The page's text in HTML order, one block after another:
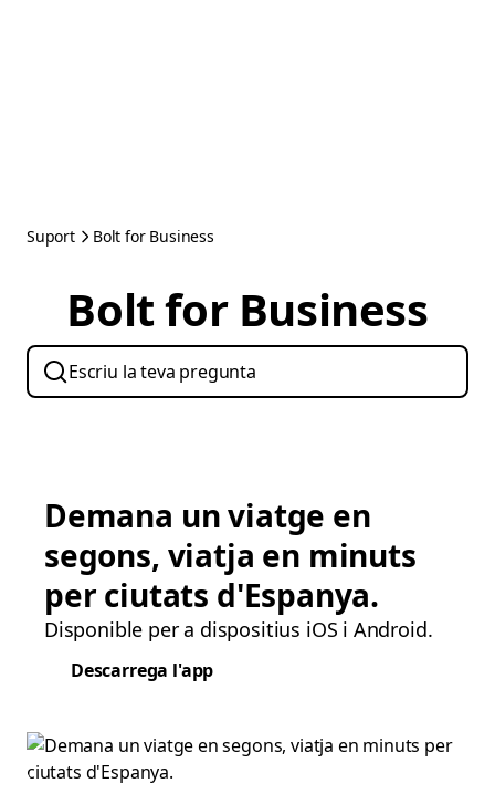
Suport Bolt for Business
Bolt for Business
Demana un viatge en
segons, viatja en minuts
per ciutats d'Espanya.
Disponible per a dispositius iOS i Android.
Descarrega l'app